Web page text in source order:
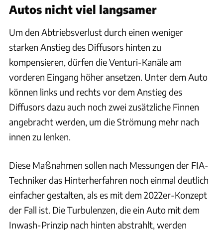
Autos nicht viel langsamer
Um den Abtriebsverlust durch einen weniger
starken Anstieg des Diffusors hinten zu
kompensieren, dürfen die Venturi-Kanäle am
vorderen Eingang höher ansetzen. Unter dem Auto
können links und rechts vor dem Anstieg des
Diffusors dazu auch noch zwei zusätzliche Finnen
angebracht werden, um die Strömung mehr nach
innen zu lenken.
Diese Maßnahmen sollen nach Messungen der FIA-
Techniker das Hinterherfahren noch einmal deutlich
einfacher gestalten, als es mit dem 2022er-Konzept
der Fall ist. Die Turbulenzen, die ein Auto mit dem
Inwash-Prinzip nach hinten abstrahlt, werden